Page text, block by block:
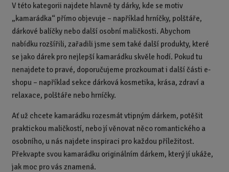
V této kategorii najdete hlavně ty dárky, kde se motiv
„kamarádka“ přímo objevuje – například hrníčky, polštáře,
dárkové balíčky nebo další osobní maličkosti. Abychom
nabídku rozšířili, zařadili jsme sem také další produkty, které
se jako dárek pro nejlepší kamarádku skvěle hodí. Pokud tu
nenajdete to pravé, doporučujeme prozkoumat i další části e-
shopu – například sekce dárková kosmetika, krása, zdraví a
relaxace, polštáře nebo hrníčky.
Ať už chcete kamarádku rozesmát vtipným dárkem, potěšit
praktickou maličkostí, nebo jí věnovat něco romantického a
osobního, u nás najdete inspiraci pro každou příležitost.
Překvapte svou kamarádku originálním dárkem, který jí ukáže,
jak moc pro vás znamená.